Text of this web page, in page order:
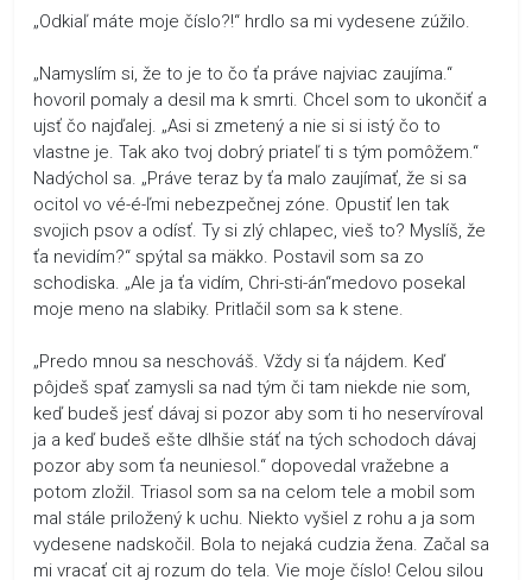
„Odkiaľ máte moje číslo?!“ hrdlo sa mi vydesene zúžilo.
„Namyslím si, že to je to čo ťa práve najviac zaujíma.“
hovoril pomaly a desil ma k smrti. Chcel som to ukončiť a
ujsť čo najďalej. „Asi si zmetený a nie si si istý čo to
vlastne je. Tak ako tvoj dobrý priateľ ti s tým pomôžem.“
Nadýchol sa. „Práve teraz by ťa malo zaujímať, že si sa
ocitol vo vé-é-ľmi nebezpečnej zóne. Opustiť len tak
svojich psov a odísť. Ty si zlý chlapec, vieš to? Myslíš, že
ťa nevidím?“ spýtal sa mäkko. Postavil som sa zo
schodiska. „Ale ja ťa vidím, Chri-sti-án“medovo posekal
moje meno na slabiky. Pritlačil som sa k stene.
„Predo mnou sa neschováš. Vždy si ťa nájdem. Keď
pôjdeš spať zamysli sa nad tým či tam niekde nie som,
keď budeš jesť dávaj si pozor aby som ti ho neservíroval
ja a keď budeš ešte dlhšie stáť na tých schodoch dávaj
pozor aby som ťa neuniesol.“ dopovedal vražebne a
potom zložil. Triasol som sa na celom tele a mobil som
mal stále priložený k uchu. Niekto vyšiel z rohu a ja som
vydesene nadskočil. Bola to nejaká cudzia žena. Začal sa
mi vracať cit aj rozum do tela. Vie moje číslo! Celou silou